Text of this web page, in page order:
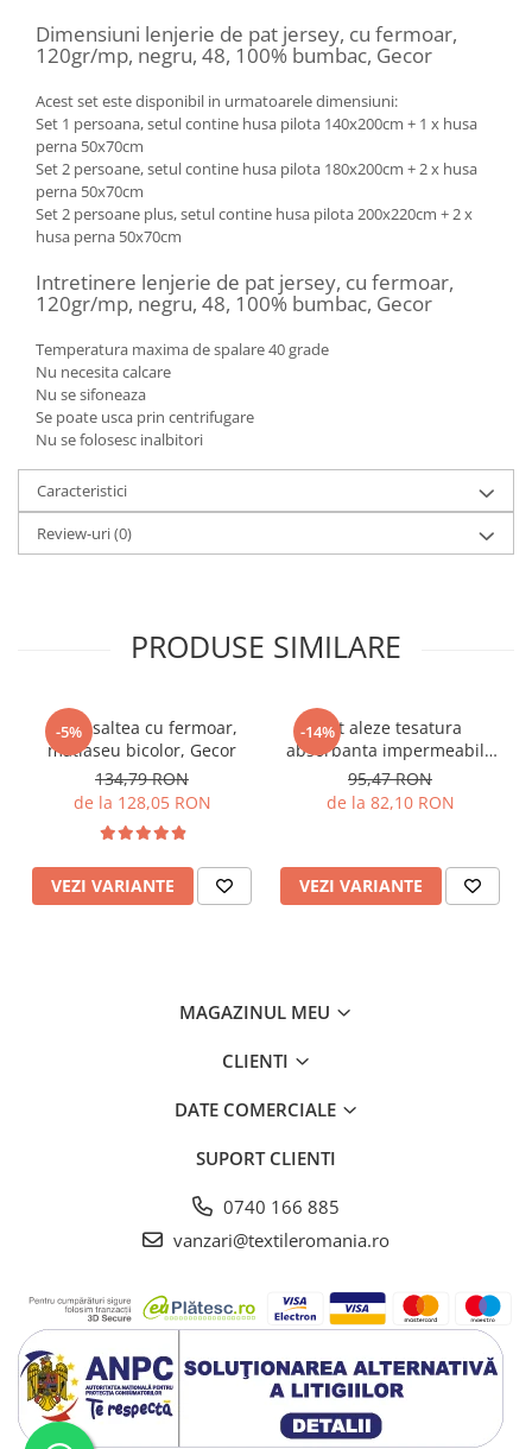
Dimensiuni lenjerie de pat jersey, cu fermoar,
120gr/mp, negru, 48, 100% bumbac, Gecor
Acest set este disponibil in urmatoarele dimensiuni:
Set 1 persoana, setul contine husa pilota 140x200cm + 1 x husa
perna 50x70cm
Set 2 persoane, setul contine husa pilota 180x200cm + 2 x husa
perna 50x70cm
Set 2 persoane plus, setul contine husa pilota 200x220cm + 2 x
husa perna 50x70cm
Intretinere lenjerie de pat jersey, cu fermoar,
120gr/mp, negru, 48, 100% bumbac, Gecor
Temperatura maxima de spalare 40 grade
Nu necesita calcare
Nu se sifoneaza
Se poate usca prin centrifugare
Nu se folosesc inalbitori
Caracteristici
Review-uri(0)
PRODUSE SIMILARE
-5%
Husa saltea cu fermoar,
matlaseu bicolor, Gecor
134,79 RON
de la 128,05 RON
VEZI VARIANTE
-14%Set aleze tesatura
absorbanta impermeabila
empapador, Gecor
95,47 RON
de la 82,10 RON
VEZI VARIANTE
MAGAZINUL MEU
CLIENTI
DATE COMERCIALE
SUPORT CLIENTI
0740 166 885
vanzari@textileromania.ro